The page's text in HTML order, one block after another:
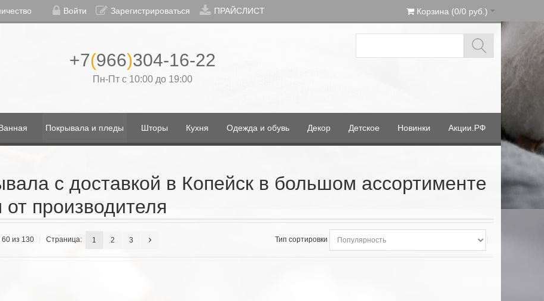
Войти Зарегистрироваться ПРАЙСЛИСТ Корзина (0/0 руб.)
+7(966)304-16-22
Пн-Пт с 10:00 до 19:00
Покрывала и пледы Шторы Кухня Одежда и обувь Декор Детское Новинки Акции.РФ
с доставкой в Копейск в большом ассортименте
от производителя
из 130 Страница: 1 2 3 Тип сортировки